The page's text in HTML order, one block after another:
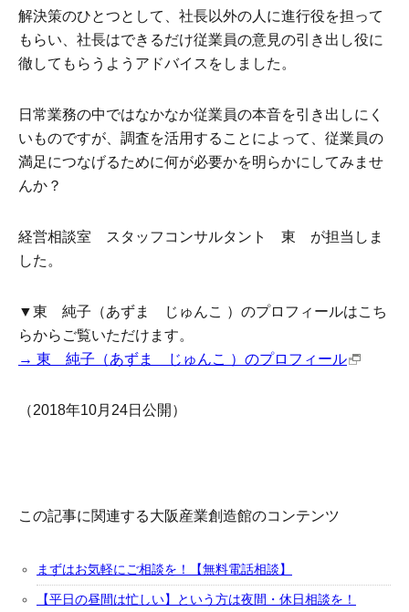
解決策のひとつとして、社長以外の人に進行役を担って
もらい、社長はできるだけ従業員の意見の引き出し役に
徹してもらうようアドバイスをしました。
日常業務の中ではなかなか従業員の本音を引き出しにく
いものですが、調査を活用することによって、従業員の
満足につなげるために何が必要かを明らかにしてみませ
んか？
経営相談室 スタッフコンサルタント 東 が担当しま
した。
▼東 純子（あずま じゅんこ ）のプロフィールはこち
らからご覧いただけます。
→ 東 純子（あずま じゅんこ ）のプロフィール
（2018年10月24日公開）
この記事に関連する大阪産業創造館のコンテンツ
まずはお気軽にご相談を！【無料電話相談】
【平日の昼間は忙しい】という方は夜間・休日相談を！